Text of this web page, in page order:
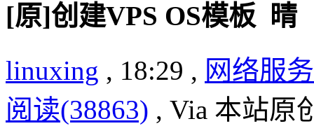
[原]创建VPS OS模板
linuxing , 18:29 , 网络服务
阅读(38863) , Via 本站原